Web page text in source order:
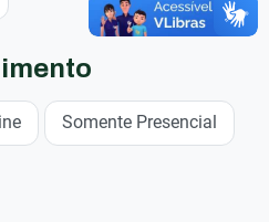
Somente Presencial